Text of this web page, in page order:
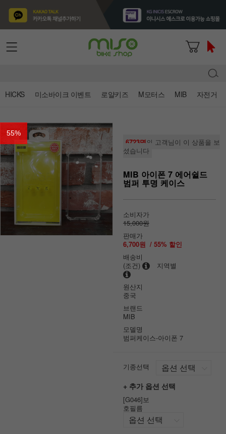
HICKS 미소바이크 이벤트 로얄키즈 M모터스 MIB 자전거
55%
6723명의 고객님이 이 상품을 보
셨습니다
MIB 아이폰 7 에어쉴드
범퍼 투명 케이스
소비자가
15,000원
판매가
6,700원 / 55% 할인
배송비
(조건)
지역별
원산지
중국
브랜드
MIB
모델명
범퍼케이스-아이폰 7
기종선택
+ 추가 옵션 선택
[G046]보
호필름